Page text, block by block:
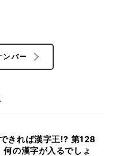
ンバー
きれば漢字王!? 第128
何の漢字が入るでしょ